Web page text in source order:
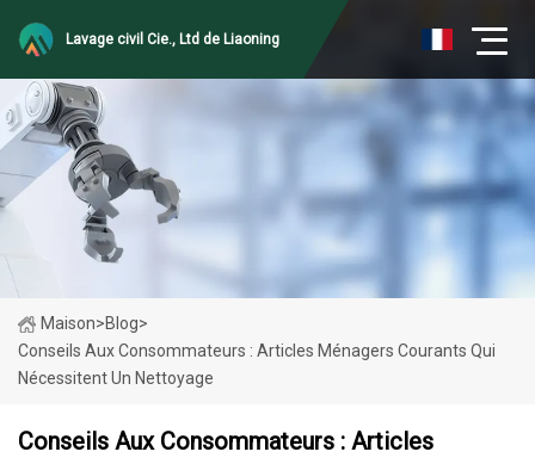
Lavage civil Cie., Ltd de Liaoning
Maison>Blog>
Conseils Aux Consommateurs : Articles Ménagers Courants Qui
Nécessitent Un Nettoyage
Conseils Aux Consommateurs : Articles